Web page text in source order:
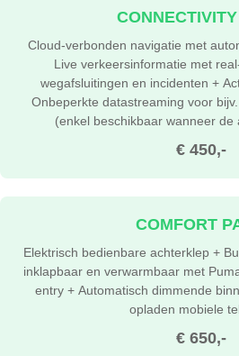
€ 450,-
Cloud-verbonden navigatie met
Live verkeersinformatie met
wegafsluitingen en incidenten +
Onbeperkte datastreaming voor
(enkel beschikbaar wanneer
€ 650,-
COMFORT
Elektrisch bedienbare achterklep +
inklapbaar en verwarmbaar met
entry + Automatisch dimmende
opladen mobiele